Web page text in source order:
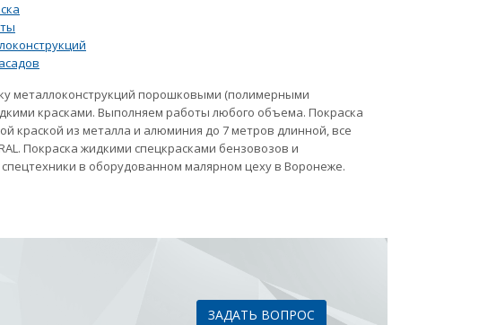
металлоконструкций порошковыми (полимерными
красками. Выполняем работы любого объема. Покраска
краской из металла и алюминия до 7 метров длинной, все
Покраска жидкими спецкрасками бензовозов и
в оборудованном малярном цеху в Воронеже.
ЗАДАТЬ ВОПРОС